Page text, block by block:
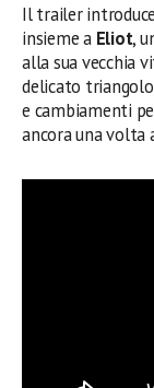
Il trailer
insieme a Eliot,
alla sua vecchia
delicato
e cambiamenti
ancora una